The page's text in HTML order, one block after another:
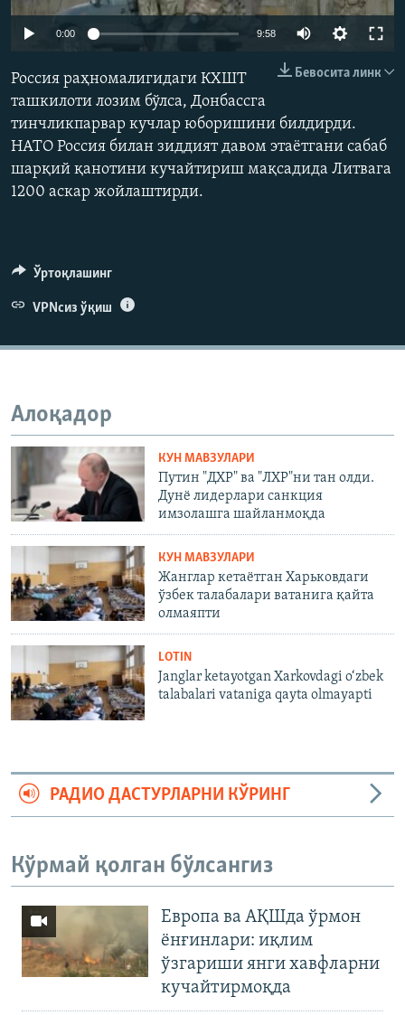
Auto 240p 480p
720p
0:00 9:58
480p
Бевосита линк
Россия раҳномалигидаги КХШТ
ташкилоти лозим бўлса, Донбассга
тинчликпарвар кучлар юборишини билдирди.
НАТО Россия билан зиддият давом этаётгани сабаб
шарқий қанотини кучайтириш мақсадида Литвага
1200 аскар жойлаштирди.
Ўртоқлашинг
VPNсиз ўқиш
Алоқадор
КУН МАВЗУЛАРИ
Путин "ДХР" ва "ЛХР"ни тан олди.
Дунё лидерлари санкция
имзолашга шайланмоқда
КУН МАВЗУЛАРИ
Жанглар кетаётган Харьковдаги
ўзбек талабалари ватанига қайта
олмаяпти
LOTIN
Janglar ketayotgan Xarkovdagi o‘zbek
talabalari vataniga qayta olmayapti
РАДИО ДАСТУРЛАРНИ КЎРИНГ
Кўрмай қолган бўлсангиз
Европа ва АҚШда ўрмон
ёнғинлари: иқлим
ўзгариши янги хавфларни
кучайтирмоқда